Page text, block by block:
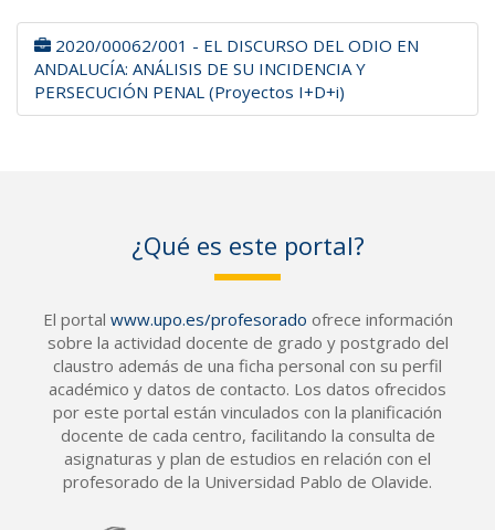
2020/00062/001 - EL DISCURSO DEL ODIO EN
ANDALUCÍA: ANÁLISIS DE SU INCIDENCIA Y
PERSECUCIÓN PENAL (Proyectos I+D+i)
¿Qué es este portal?
El portal www.upo.es/profesorado ofrece información
sobre la actividad docente de grado y postgrado del
claustro además de una ficha personal con su perfil
académico y datos de contacto. Los datos ofrecidos
por este portal están vinculados con la planificación
docente de cada centro, facilitando la consulta de
asignaturas y plan de estudios en relación con el
profesorado de la Universidad Pablo de Olavide.